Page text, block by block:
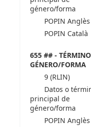
género/forma
POPIN Anglès
POPIN Català
655 ## -
GÉNERO/FORMA
9 (RLIN)
Datos o
principal de
género/forma
POPIN Anglès